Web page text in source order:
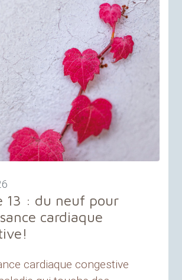
13 : du neuf pour
cardiaque
!
cardiaque congestive